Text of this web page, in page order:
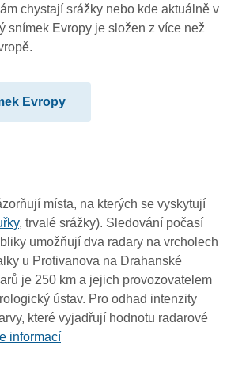
chystají srážky nebo kde aktuálně v
snímek Evropy je složen z více než
Evropy
místa, na kterých se vyskytují
, trvalé srážky). Sledování počasí
umožňují dva radary na vrcholech
u Protivanova na Drahanské
je 250 km a jejich provozovatelem
ústav. Pro odhad intenzity
které vyjadřují hodnotu radarové
informací